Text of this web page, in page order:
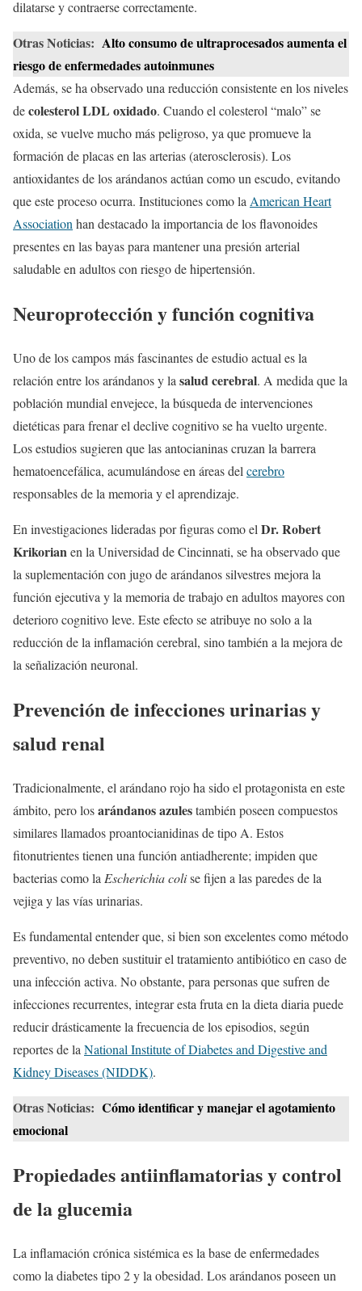
dilatarse y contraerse correctamente.
Otras Noticias: Alto consumo de ultraprocesados aumenta el
riesgo de enfermedades autoinmunes
Además, se ha observado una reducción consistente en los niveles
decolesterol LDL oxidado. Cuando el colesterol “malo” se
oxida, se vuelve mucho más peligroso, ya que promueve la
formación de placas en las arterias (aterosclerosis). Los
antioxidantes de los arándanos actúan como un escudo, evitando
que este proceso ocurra. Instituciones como laAmerican Heart
Associationhan destacado la importancia de los flavonoides
presentes en las bayas para mantener una presión arterial
saludable en adultos con riesgo de hipertensión.
Neuroprotección y función cognitiva
Uno de los campos más fascinantes de estudio actual es la
relación entre los arándanos y la salud cerebral. A medida que la
población mundial envejece, la búsqueda de intervenciones
dietéticas para frenar el declive cognitivo se ha vuelto urgente.
Los estudios sugieren que las antocianinas cruzan la barrera
hematoencefálica, acumulándose en áreas del cerebro
responsables de la memoria y el aprendizaje.
En investigaciones lideradas por figuras como el Dr. Robert
Krikorianen la Universidad de Cincinnati, se ha observado que
la suplementación con jugo de arándanos silvestres mejora la
función ejecutiva y la memoria de trabajo en adultos mayores con
deterioro cognitivo leve. Este efecto se atribuye no solo a la
reducción de la inflamación cerebral, sino también a la mejora de
la señalización neuronal.
Prevención de infecciones urinarias y
salud renal
Tradicionalmente, el arándano rojo ha sido el protagonista en este
ámbito, pero losarándanos azulestambién poseen compuestos
similares llamados proantocianidinas de tipo A. Estos
fitonutrientes tienen una función antiadherente; impiden que
bacterias como la Escherichia colise fijen a las paredes de la
vejiga y las vías urinarias.
Es fundamental entender que, si bien son excelentes como método
preventivo, no deben sustituir el tratamiento antibiótico en caso de
una infección activa. No obstante, para personas que sufren de
infecciones recurrentes, integrar esta fruta en la dieta diaria puede
reducir drásticamente la frecuencia de los episodios, según
reportes de la National Institute of Diabetes and Digestive and
Kidney Diseases (NIDDK).
Otras Noticias: Cómo identificar y manejar el agotamiento
emocional
Propiedades antiinflamatorias y control
de la glucemia
La inflamación crónica sistémica es la base de enfermedades
como la diabetes tipo 2 y la obesidad. Los arándanos poseen un